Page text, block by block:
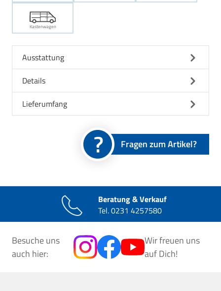
Kastenwagen
Ausstattung
Details
Lieferumfang
Fragen zum Artikel?
Beratung & Verkauf
Tel.0231 4257580
Besuche uns
auch hier:
Wir freuen uns
auf Dich!